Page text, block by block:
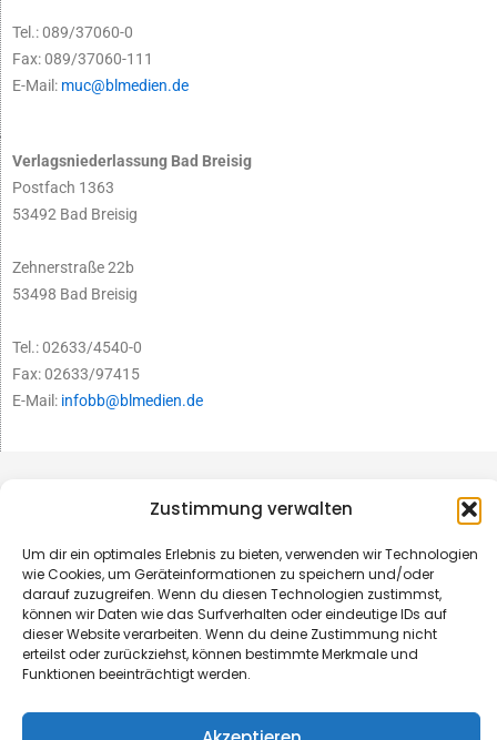
Zustimmung verwalten
Um dir ein optimales Erlebnis zu bieten, verwenden wir Technologien
wie Cookies, um Geräteinformationen zu speichern und/oder
darauf zuzugreifen. Wenn du diesen Technologien zustimmst,
können wir Daten wie das Surfverhalten oder eindeutige IDs auf
dieser Website verarbeiten. Wenn du deine Zustimmung nicht
erteilst oder zurückziehst, können bestimmte Merkmale und
Funktionen beeinträchtigt werden.
Tel.: 089/37060-0
Fax: 089/37060-111
E-Mail: muc@blmedien.de
Verlagsniederlassung Bad Breisig
Postfach 1363
53492 Bad Breisig
Zehnerstraße 22b
53498 Bad Breisig
Tel.: 02633/4540-0
Fax: 02633/97415
E-Mail: infobb@blmedien.de